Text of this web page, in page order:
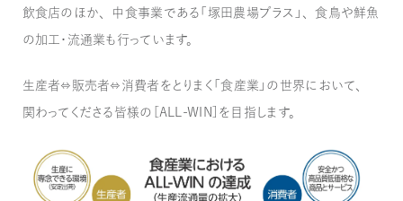
飲食店のほか、中食事業である「塚田農場プラス」、食鳥や鮮魚
の加工・流通業も行っています。
生産者⇔販売者⇔消費者をとりまく「食産業」の世界において、
関わってくださる皆様の［ALL-WIN］を目指します。